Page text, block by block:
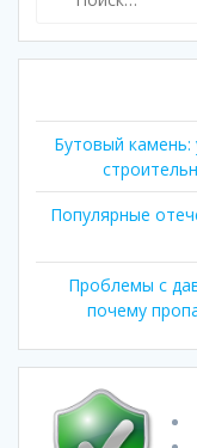
Бутовый
Популярные
Проблемы с
почему